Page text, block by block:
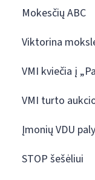
Mokesčių ABC
Viktorina
VMI kviečia į
VMI turto
Įmonių VDU
STOP šešėliui